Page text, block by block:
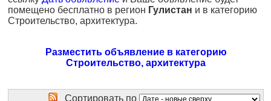
помещено бесплатно в регион Гулистан и в категорию
Строительство, архитектура.
Разместить объявление в категорию
Строительство, архитектура
Сортировать по